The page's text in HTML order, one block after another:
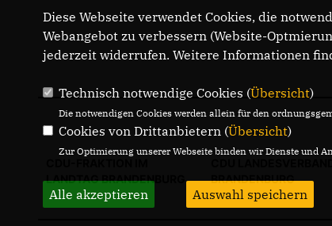
LANDTAG BRANDENBURG
BRANDENBURG
Diese Webseite verwendet Cookies, die
Webangebot zu verbessern (Website-
jederzeit widerrufen. Weitere Informationen
Technisch notwendige Cookies (Übersicht)
Die notwendigen Cookies werden allein für den
Cookies von Drittanbietern (Übersicht)
Zur Optimierung unserer Webseite binden wir Dienste und
Alle akzeptieren Auswahl speichern